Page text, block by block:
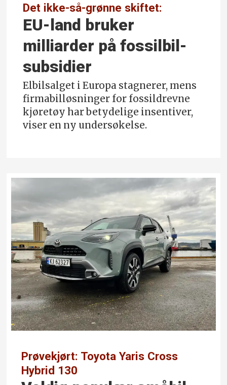
Det ikke-så-grønne skiftet:
EU-land bruker
milliarder på fossilbil-
subsidier
Elbilsalget i Europa stagnerer, mens
firmabilløsninger for fossildrevne
kjøretøy har betydelige insentiver,
viser en ny undersøkelse.
Prøvekjørt: Toyota Yaris Cross
Hybrid 130